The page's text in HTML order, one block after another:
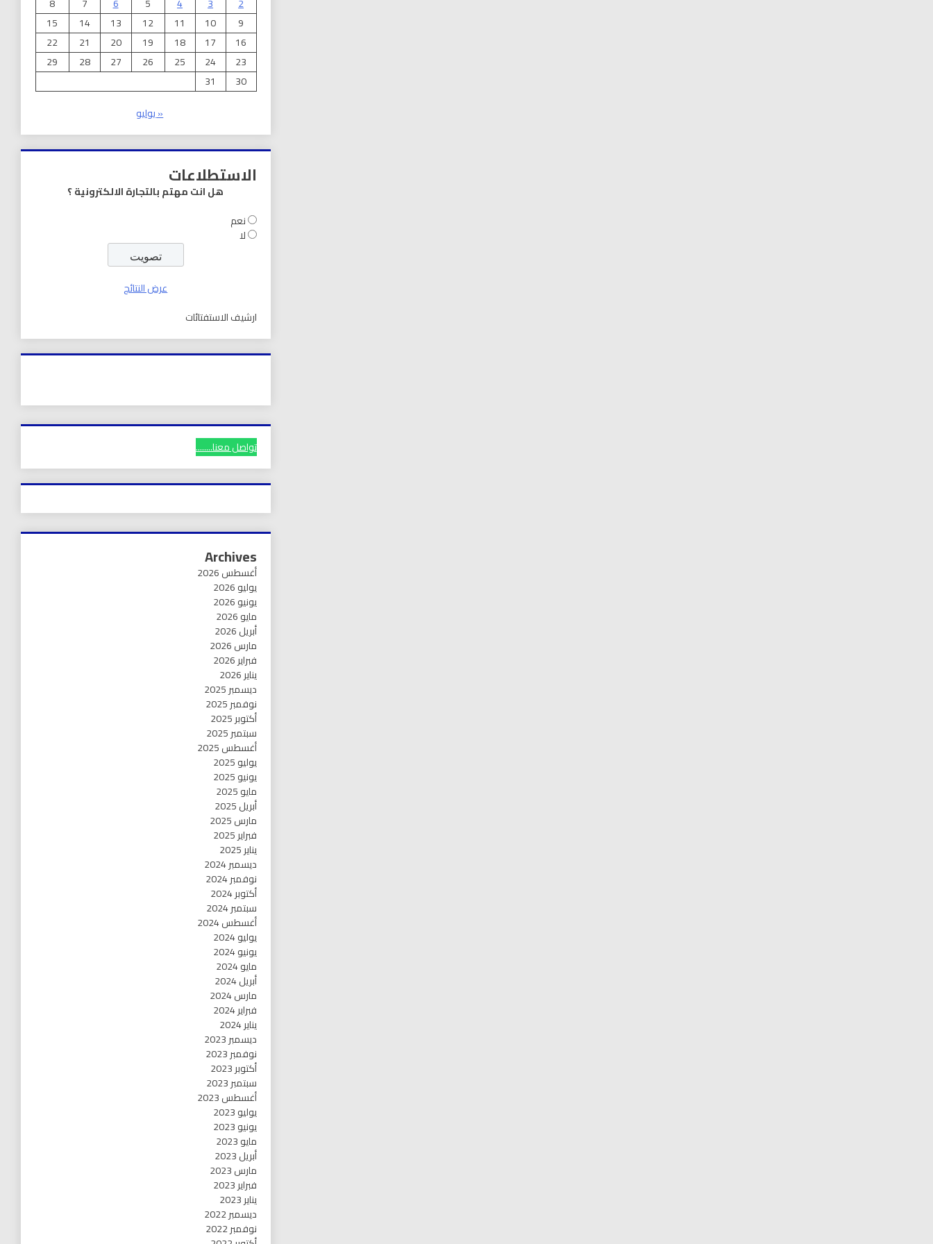
9
10
11
12
13
14
15
16
17
18
19
20
21
22
23
24
25
26
27
28
29
30
31
« يوليو
الاستطلاعات
هل انت مهتم بالتجارة الالكترونية ؟
نعم
لا
عرض النتائج
ارشيف الاستفتائات
تواصل معنا........
Archives
أغسطس 2026
يوليو 2026
يونيو 2026
مايو 2026
أبريل 2026
مارس 2026
فبراير 2026
يناير 2026
ديسمبر 2025
نوفمبر 2025
أكتوبر 2025
سبتمبر 2025
أغسطس 2025
يوليو 2025
يونيو 2025
مايو 2025
أبريل 2025
مارس 2025
فبراير 2025
يناير 2025
ديسمبر 2024
نوفمبر 2024
أكتوبر 2024
سبتمبر 2024
أغسطس 2024
يوليو 2024
يونيو 2024
مايو 2024
أبريل 2024
مارس 2024
فبراير 2024
يناير 2024
ديسمبر 2023
نوفمبر 2023
أكتوبر 2023
سبتمبر 2023
أغسطس 2023
يوليو 2023
يونيو 2023
مايو 2023
أبريل 2023
مارس 2023
فبراير 2023
يناير 2023
ديسمبر 2022
نوفمبر 2022